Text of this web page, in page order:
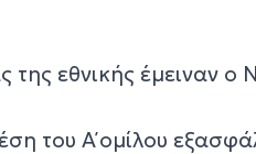
της εθνικής έμειναν
του Α΄ ομίλου